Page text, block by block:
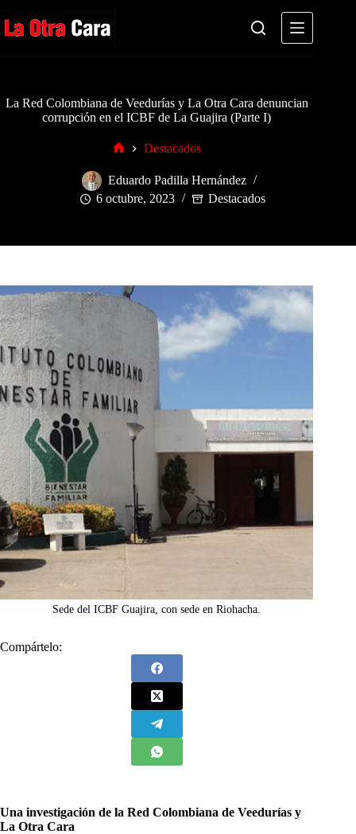
al
contenido
La Red Colombiana de Veedurías y La Otra Cara denuncian
corrupción en el ICBF de La Guajira (Parte I)
Destacados
Eduardo Padilla Hernández
6 octubre, 2023
Destacados
Sede del ICBF Guajira, con sede en Riohacha.
Compártelo:
Una investigación de la Red Colombiana de Veedurías y
La Otra Cara